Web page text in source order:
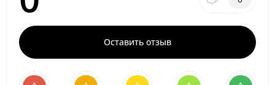
Оставить отзыв